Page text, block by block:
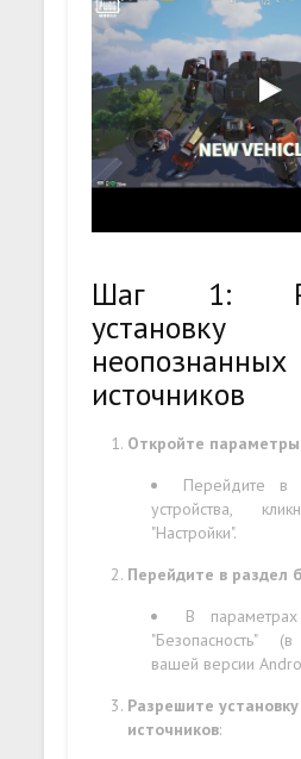
Шаг 1:
неопознанных
источников
Откройте параметры
Перейдите в
устройства,
"Настройки".
Перейдите в раздел
В
"Безопасность"
вашей версии
Разрешите
источников: